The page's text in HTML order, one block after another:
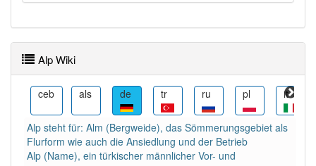
Artikel: 1
94% unserer Spielapp-Nutzer haben den Artikel
korrekt erraten.
Alp Wiki
ceb als de tr ru pl it
Alp steht für: Alm (Bergweide), das Sömmerungsgebiet als
Flurform wie auch die Ansiedlung und der Betrieb
Alp (Name), ein türkischer männlicher Vor- und